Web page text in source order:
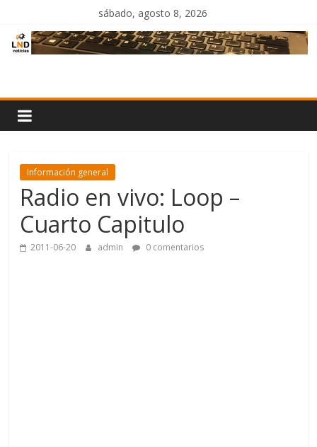
contenido
sábado, agosto 8, 2026
Noticias
Información general
Radio en vivo: Loop –
Cuarto Capitulo
2011-06-20 admin 0 comentarios